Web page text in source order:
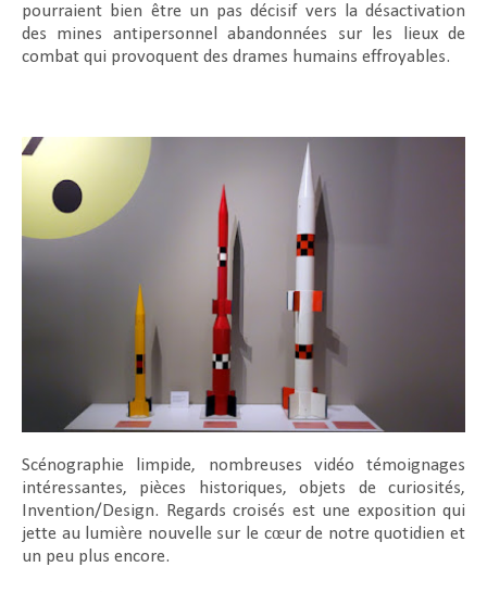
pourraient bien être un pas décisif vers la désactivation
des mines antipersonnel abandonnées sur les lieux de
combat qui provoquent des drames humains effroyables.
Scénographie limpide, nombreuses vidéo témoignages
intéressantes, pièces historiques, objets de curiosités,
Invention/Design. Regards croisés est une exposition qui
jette au lumière nouvelle sur le cœur de notre quotidien et
un peu plus encore.